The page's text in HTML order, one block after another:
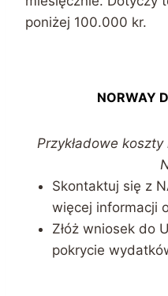
poniżej 100.000 kr.
NORWAY
Przykładowe
Skontaktuj się z
więcej informacji
Złóż wniosek do
pokrycie